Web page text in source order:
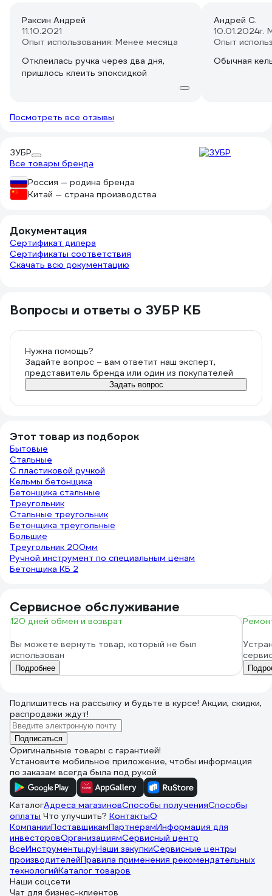
Раксин Андрей
11.10.2021
Опыт использования: Менее месяца
Отклеилась ручка через два дня,
пришлось клеить эпоксидкой
Андрей С.
10.01.2024г.
Опыт
Обычная
Посмотреть все отзывы
ЗУБР
Все товары бренда
Россия — родина бренда
Китай — страна производства
Документация
Сертификат дилера
Сертификаты соответствия
Скачать всю документацию
Вопросы и ответы о ЗУБР КБ
Нужна помощь?
Задайте вопрос – вам ответит наш эксперт,
представитель бренда или один из покупателей
Задать вопрос
Этот товар из подборок
Бытовые
Стальные
С пластиковой ручкой
Кельмы бетонщика
Бетонщика стальные
Треугольник
Стальные треугольник
Бетонщика треугольные
Большие
Треугольник 200мм
Ручной инструмент по специальным ценам
Бетонщика КБ 2
Сервисное обслуживание
120 дней обмен и возврат
Вы можете вернуть товар, который не был
использован
Подробнее
Подпишитесь на рассылку и будьте в курсе! Акции, скидки,
распродажи ждут!
Подписаться
Оригинальные товары с гарантией!
Установите мобильное приложение, чтобы информация
по заказам всегда была под рукой
КаталогАдреса магазиновСпособы полученияСпособы
оплаты Что улучшить? КонтактыО
КомпанииПоставщикамПартнерамИнформация для
инвесторовОрганизациямСервисный центр
ВсеИнструменты.руНаши закупкиСервисные центры
производителейПравила применения рекомендательных
технологийКаталог товаров
Наши соцсети
Чат для бизнес-клиентов